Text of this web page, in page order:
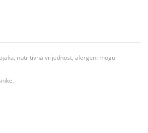
nutritivna vrijednost, alergeni mogu